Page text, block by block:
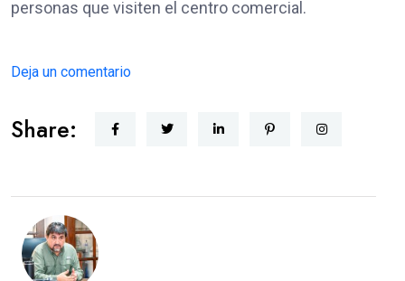
personas que visiten el centro comercial.
Deja un comentario
Share: